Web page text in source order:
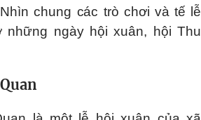
chung các trò chơi và tế lễ
những ngày hội xuân, hội Thu